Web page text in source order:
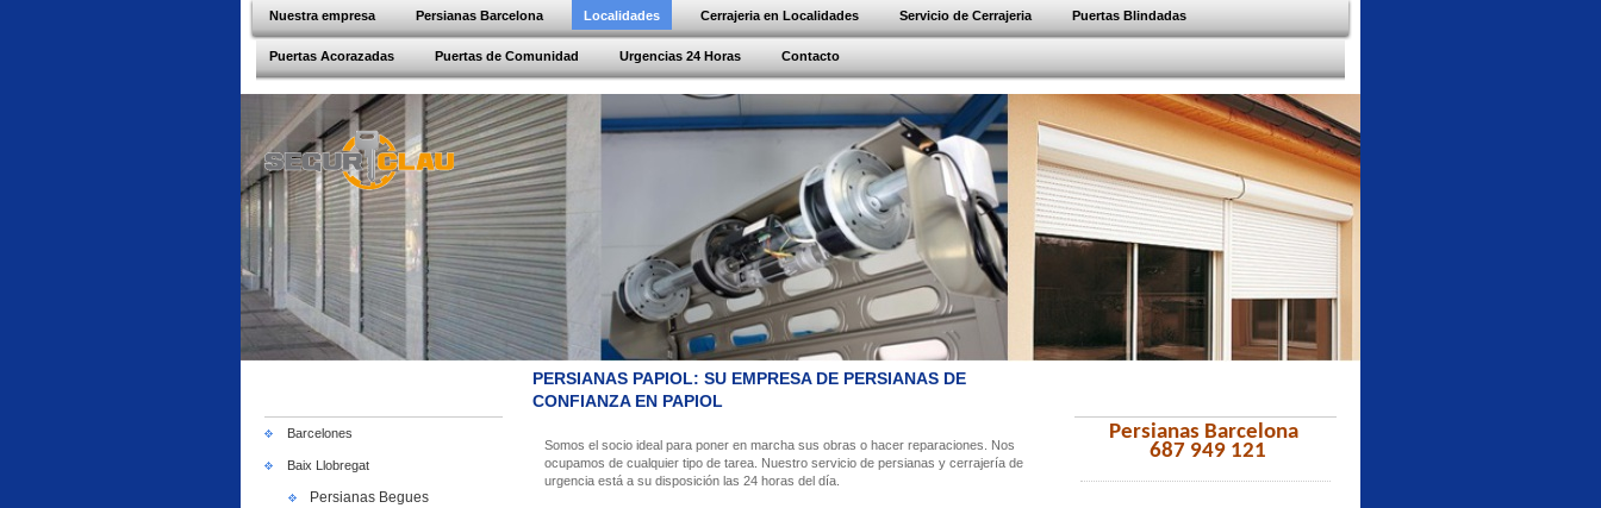
Nuestra empresa Persianas Barcelona Localidades Cerrajeria en Localidades Servicio de Cerrajeria Puertas Blindadas
Puertas Acorazadas Puertas de Comunidad Urgencias 24 Horas Contacto
Barcelones
Baix Llobregat
Persianas Begues
PERSIANAS PAPIOL: SU EMPRESA DE PERSIANAS DE
CONFIANZA EN PAPIOL
Somos el socio ideal para poner en marcha sus obras o hacer reparaciones. Nos
ocupamos de cualquier tipo de tarea. Nuestro servicio de persianas y cerrajería de
urgencia está a su disposición las 24 horas del día.
Persianas Barcelona
687 949 121